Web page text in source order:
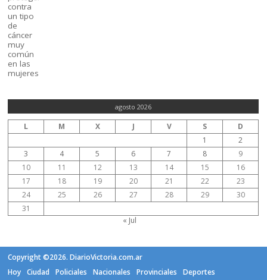
agosto 2026
L M X J V S
D
1
2
3
4 5 6 7 8
9
10
11 12 13 14 15
16
17
18 19 20 21 22
23
24
25 26 27 28 29
30
31
« Jul
Copyright ©2026. DiarioVictoria.com.ar
Hoy
Ciudad Policiales Nacionales Provinciales Deportes